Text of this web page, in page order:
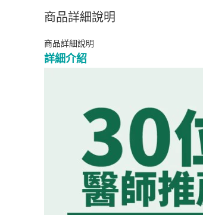
商品詳細說明
商品詳細說明
詳細介紹